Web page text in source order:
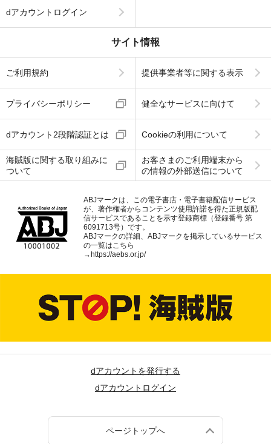
dアカウントログイン
サイト情報
ご利用規約 提供事業者等に関する表示
プライバシーポリシー 健全なサービスに向けて
dアカウント2段階認証とは Cookieの利用について
海賊版に関する取り組みに
ついて
お客さまのご利用端末から
の情報の外部送信について
ABJマークは、この電子書店・電子書籍配信サービス
が、著作権者からコンテンツ使用許諾を得た正規版配
信サービスであることを示す登録商標（登録番号 第
6091713号）です。
ABJマークの詳細、ABJマークを掲示しているサービス
の一覧はこちら
→ https://aebs.or.jp/
dアカウントを発行する
dアカウントログイン
ページトップへ